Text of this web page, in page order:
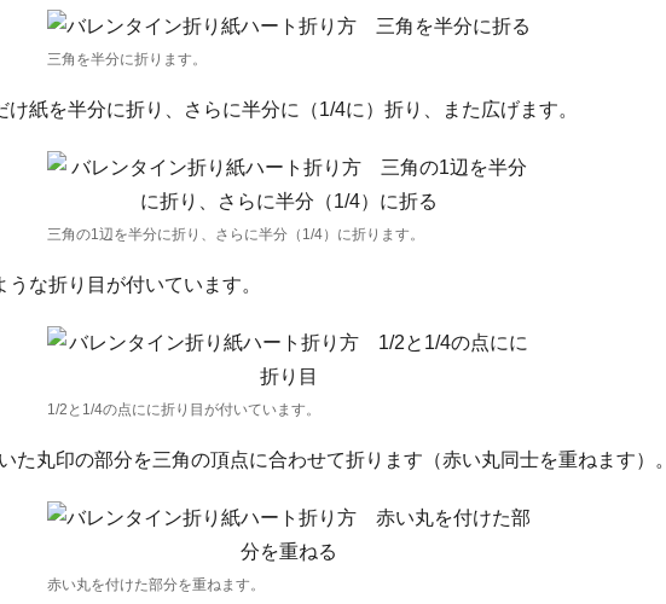
三角を半分に折ります。
け紙を半分に折り、さらに半分に（1/4に）折り、また広げます。
三角の1辺を半分に折り、さらに半分（1/4）に折ります。
な折り目が付いています。
1/2と1/4の点にに折り目が付いています。
た丸印の部分を三角の頂点に合わせて折ります（赤い丸同士を重ねます）。
赤い丸を付けた部分を重ねます。